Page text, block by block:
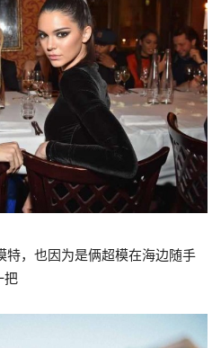
特，也因为是俩超模在海边随手
把